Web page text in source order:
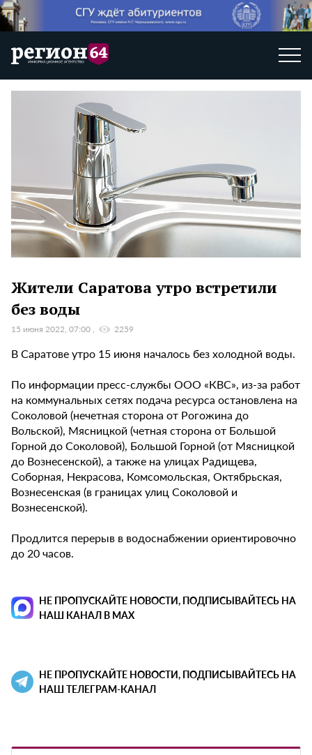
Жители Саратова утро встретили
без воды
15 июня 2022, 07:00 2259
В Саратове утро 15 июня началось без холодной воды.
По информации пресс-службы ООО «КВС», из-за работ
на коммунальных сетях подача ресурса остановлена на
Соколовой (нечетная сторона от Рогожина до
Вольской), Мясницкой (четная сторона от Большой
Горной до Соколовой), Большой Горной (от Мясницкой
до Вознесенской), а также на улицах Радищева,
Соборная, Некрасова, Комсомольская, Октябрьская,
Вознесенская (в границах улиц Соколовой и
Вознесенской).
Продлится перерыв в водоснабжении ориентировочно
до 20 часов.
НЕ ПРОПУСКАЙТЕ НОВОСТИ, ПОДПИСЫВАЙТЕСЬ НА
НАШ КАНАЛ В MAX
НЕ ПРОПУСКАЙТЕ НОВОСТИ, ПОДПИСЫВАЙТЕСЬ НА
НАШ ТЕЛЕГРАМ-КАНАЛ